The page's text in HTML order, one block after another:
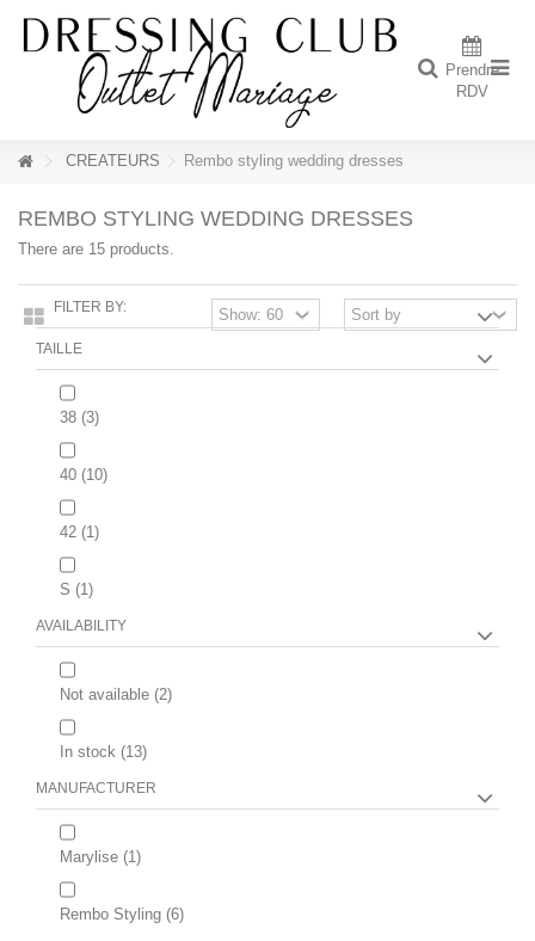
Prendre
RDV
CREATEURS Rembo styling wedding dresses
REMBO STYLING WEDDING DRESSES
There are 15 products.
FILTER BY:
TAILLE
38 (3)
40 (10)
42 (1)
S (1)
AVAILABILITY
Not available (2)
In stock (13)
MANUFACTURER
Marylise (1)
Rembo Styling (6)